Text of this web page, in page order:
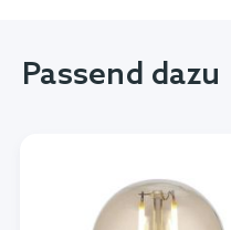
Passend dazu